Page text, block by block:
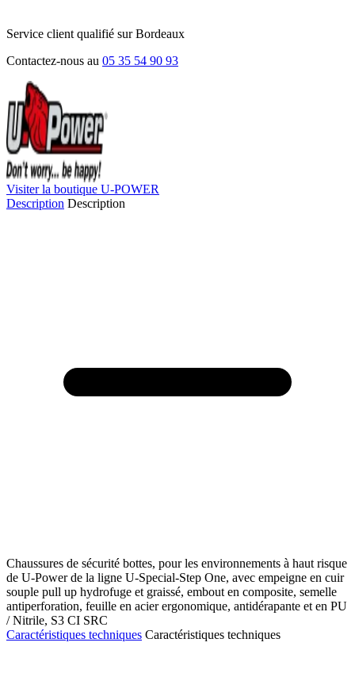
Service client qualifié sur Bordeaux
Contactez-nous au 05 35 54 90 93
Visiter la boutique U-POWER
Description Description
Chaussures de sécurité bottes, pour les environnements à haut risque
de U-Power de la ligne U-Special-Step One, avec empeigne en cuir
souple pull up hydrofuge et graissé, embout en composite, semelle
antiperforation, feuille en acier ergonomique, antidérapante et en PU
/ Nitrile, S3 CI SRC
Caractéristiques techniques Caractéristiques techniques